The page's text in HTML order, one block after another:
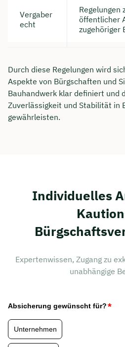
Vergaber
echt
Regelungen
öffentlicher
zugehöriger
Durch diese Regelungen wird
Aspekte von Bürgschaften und
Bauhandwerk klar definiert und
Zuverlässigkeit und Stabilität in
gewährleisten.
Individuelles
Expertenwissen, Zugang zu
unabhängige